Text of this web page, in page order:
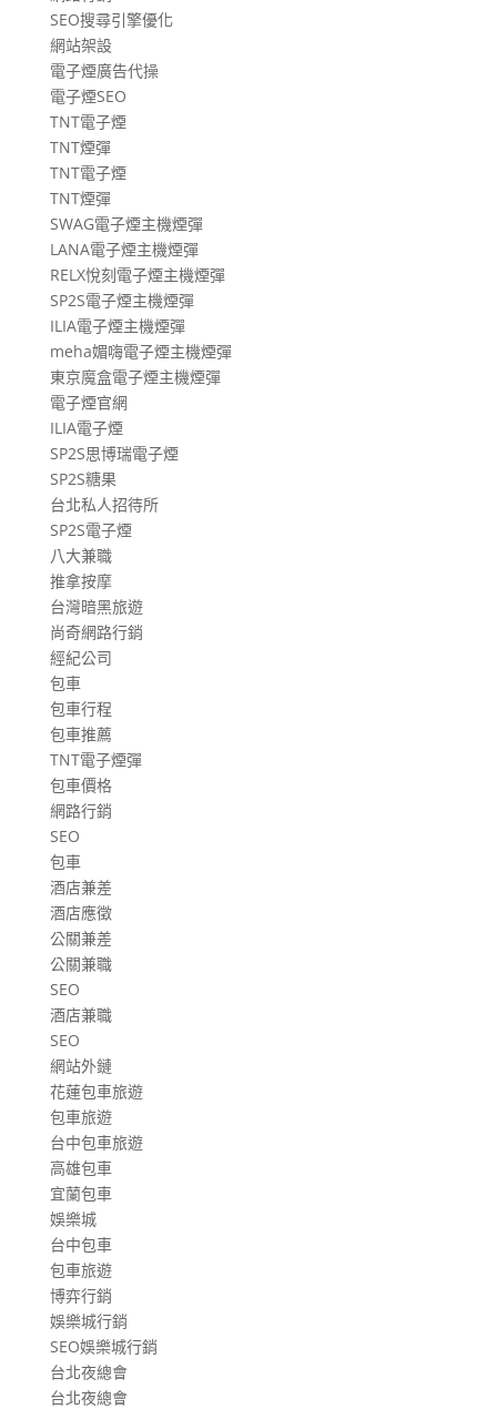
SEO搜尋引擎優化
網站架設
電子煙廣告代操
電子煙SEO
TNT電子煙
TNT煙彈
TNT電子煙
TNT煙彈
SWAG電子煙主機煙彈
LANA電子煙主機煙彈
RELX悅刻電子煙主機煙彈
SP2S電子煙主機煙彈
ILIA電子煙主機煙彈
meha媚嗨電子煙主機煙彈
東京魔盒電子煙主機煙彈
電子煙官網
ILIA電子煙
SP2S思博瑞電子煙
SP2S糖果
台北私人招待所
SP2S電子煙
八大兼職
推拿按摩
台灣暗黑旅遊
尚奇網路行銷
經紀公司
包車
包車行程
包車推薦
TNT電子煙彈
包車價格
網路行銷
SEO
包車
酒店兼差
酒店應徵
公關兼差
公關兼職
SEO
酒店兼職
SEO
網站外鏈
花蓮包車旅遊
包車旅遊
台中包車旅遊
高雄包車
宜蘭包車
娛樂城
台中包車
包車旅遊
博弈行銷
娛樂城行銷
SEO娛樂城行銷
台北夜總會
台北夜總會